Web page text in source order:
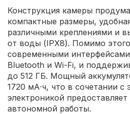
Конструкция камеры
компактные размеры,
различными креплениями и
от воды (IPX8). Помимо
современными
Bluetooth и Wi-Fi, и
до 512 ГБ. Мощный
1720 мА·ч, что в сочетании с
электроникой
автономной работы.